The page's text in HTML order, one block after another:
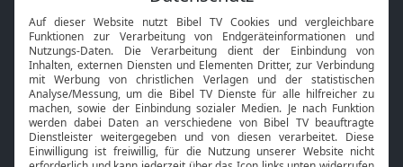
Neuigkeiten
Smart TV
HbbTV
Bibelthek Online-Bibel
Nächster Gottesdienst